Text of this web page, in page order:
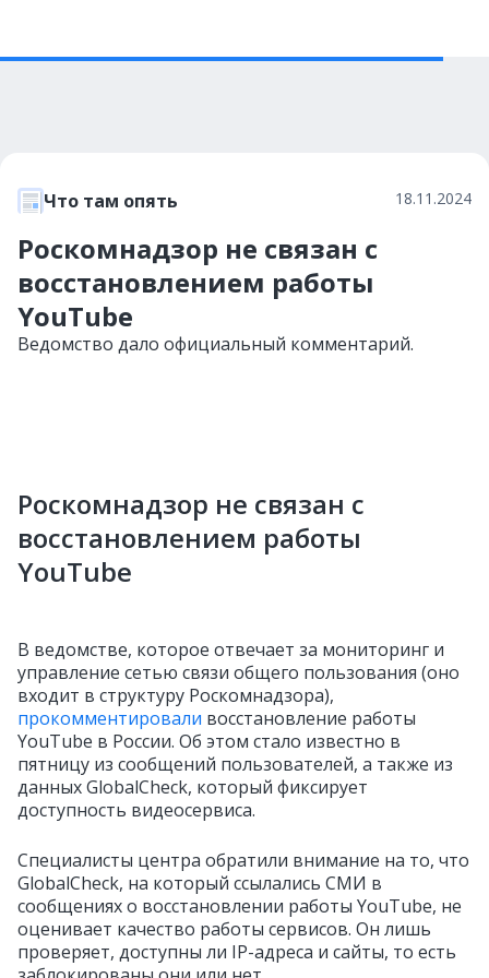
Что там опять 18.11.2024
Роскомнадзор не связан с
восстановлением работы
YouTube
Ведомство дало официальный комментарий.
Роскомнадзор не связан с
восстановлением работы
YouTube
В ведомстве, которое отвечает за мониторинг и
управление сетью связи общего пользования (оно
входит в структуру Роскомнадзора),
прокомментировали восстановление работы
YouTube в России. Об этом стало известно в
пятницу из сообщений пользователей, а также из
данных GlobalCheck, который фиксирует
доступность видеосервиса.
Специалисты центра обратили внимание на то, что
GlobalCheck, на который ссылались СМИ в
сообщениях о восстановлении работы YouTube, не
оценивает качество работы сервисов. Он лишь
проверяет, доступны ли IP-адреса и сайты, то есть